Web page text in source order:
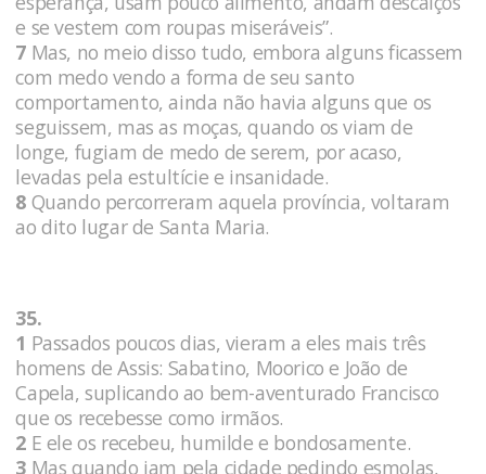
e se vestem com roupas miseráveis”.
7 Mas, no meio disso tudo, embora alguns ficassem
com medo vendo a forma de seu santo
comportamento, ainda não havia alguns que os
seguissem, mas as moças, quando os viam de
longe, fugiam de medo de serem, por acaso,
levadas pela estultície e insanidade.
8 Quando percorreram aquela província, voltaram
ao dito lugar de Santa Maria.
35.
1 Passados poucos dias, vieram a eles mais três
homens de Assis: Sabatino, Moorico e João de
Capela, suplicando ao bem-aventurado Francisco
que os recebesse como irmãos.
2 E ele os recebeu, humilde e bondosamente.
3 Mas quando iam pela cidade pedindo esmolas,